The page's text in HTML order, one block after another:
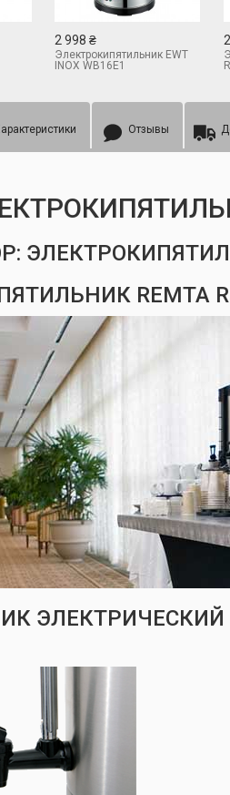
2 998 ₴
Электрокипятильник EWT
INOX WB16E1
Отзывы
REMTA
ЭЛЕКТРИЧЕСКИЙ